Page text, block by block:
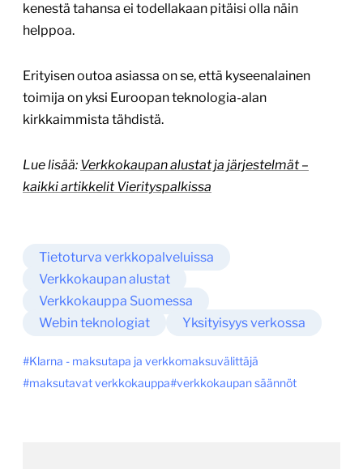
kenestä tahansa ei todellakaan pitäisi olla näin
helppoa.
Erityisen outoa asiassa on se, että kyseenalainen
toimija on yksi Euroopan teknologia-alan
kirkkaimmista tähdistä.
Lue lisää: Verkkokaupan alustat ja järjestelmät –
kaikki artikkelit Vierityspalkissa
Tietoturva verkkopalveluissa
Verkkokaupan alustat
Verkkokauppa Suomessa
Webin teknologiat
Yksityisyys verkossa
Klarna - maksutapa ja verkkomaksuvälittäjä
maksutavat verkkokauppa verkkokaupan säännöt